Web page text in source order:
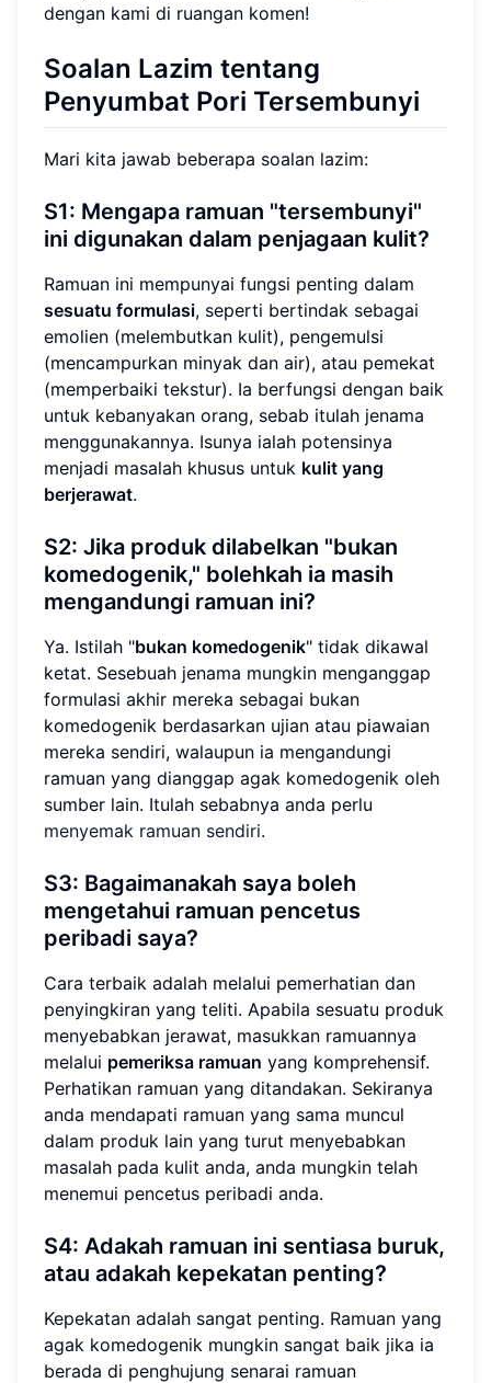
dengan kami di ruangan komen!
Soalan Lazim tentang
Penyumbat Pori Tersembunyi
Mari kita jawab beberapa soalan lazim:
S1: Mengapa ramuan "tersembunyi"
ini digunakan dalam penjagaan kulit?
Ramuan ini mempunyai fungsi penting dalam
sesuatu formulasi, seperti bertindak sebagai
emolien (melembutkan kulit), pengemulsi
(mencampurkan minyak dan air), atau pemekat
(memperbaiki tekstur). Ia berfungsi dengan baik
untuk kebanyakan orang, sebab itulah jenama
menggunakannya. Isunya ialah potensinya
menjadi masalah khusus untuk kulit yang
berjerawat.
S2: Jika produk dilabelkan "bukan
komedogenik," bolehkah ia masih
mengandungi ramuan ini?
Ya. Istilah "bukan komedogenik" tidak dikawal
ketat. Sesebuah jenama mungkin menganggap
formulasi akhir mereka sebagai bukan
komedogenik berdasarkan ujian atau piawaian
mereka sendiri, walaupun ia mengandungi
ramuan yang dianggap agak komedogenik oleh
sumber lain. Itulah sebabnya anda perlu
menyemak ramuan sendiri.
S3: Bagaimanakah saya boleh
mengetahui ramuan pencetus
peribadi saya?
Cara terbaik adalah melalui pemerhatian dan
penyingkiran yang teliti. Apabila sesuatu produk
menyebabkan jerawat, masukkan ramuannya
melalui pemeriksa ramuan yang komprehensif.
Perhatikan ramuan yang ditandakan. Sekiranya
anda mendapati ramuan yang sama muncul
dalam produk lain yang turut menyebabkan
masalah pada kulit anda, anda mungkin telah
menemui pencetus peribadi anda.
S4: Adakah ramuan ini sentiasa buruk,
atau adakah kepekatan penting?
Kepekatan adalah sangat penting. Ramuan yang
agak komedogenik mungkin sangat baik jika ia
berada di penghujung senarai ramuan